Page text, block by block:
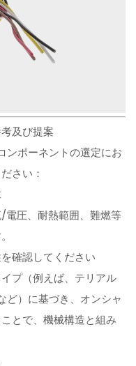
及び提案
ンポーネントの選定にお
さい：
電圧、耐熱範囲、難燃等
確認してください
プ（例えば、テリアル
ど）に基づき、オンシャ
とで、機械構造と組み